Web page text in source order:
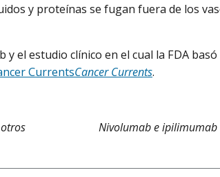
y proteínas se fugan fuera de los
el estudio clínico en el cual la FDA basó
CurrentsCancer Currents.
Nivolumab e ipilimumab